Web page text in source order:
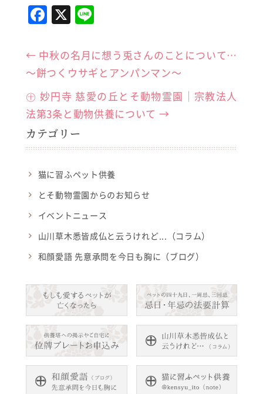
F
a
c
e
b
o
o
k
X
e
← 中秋の名月に想う兎さんのことについて…
～餅つくウサギとアンパンマン～
㊉ 妙円寺 慈愛の丘とそ動物霊園｜宗教法人
法第3条と動物供養について →
カテゴリー
猫に習ふペット供養
とそ動物霊園からのお知らせ
イベントニュース
山川草木悉皆成仏と云うけれど...（コラム）
和顔愛語 先意承問を今日も胸に（ブログ）